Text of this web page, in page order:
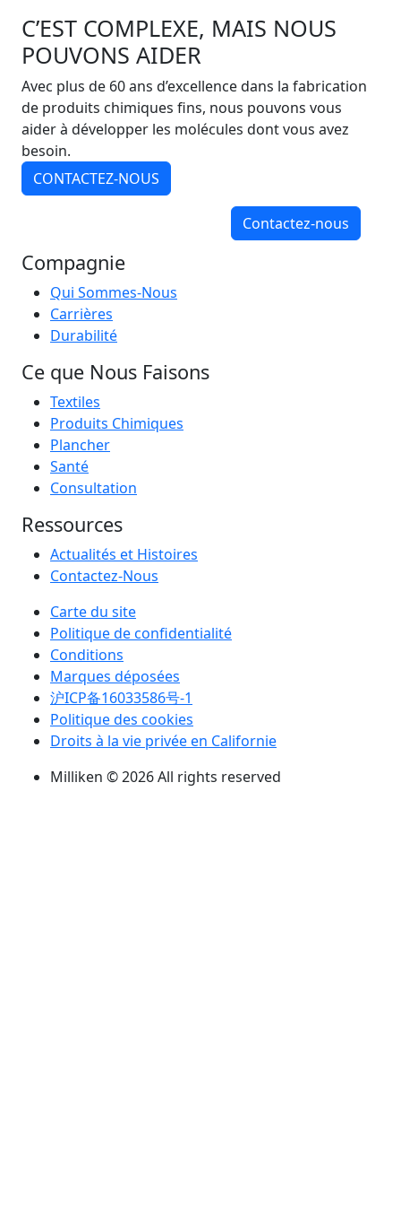
C’EST COMPLEXE, MAIS NOUS
POUVONS AIDER
Avec plus de 60 ans d’excellence dans la fabrication
de produits chimiques fins, nous pouvons vous
aider à développer les molécules dont vous avez
besoin.
CONTACTEZ-NOUS
Contactez-nous
Compagnie
Qui Sommes-Nous
Carrières
Durabilité
Ce que Nous Faisons
Textiles
Produits Chimiques
Plancher
Santé
Consultation
Ressources
Actualités et Histoires
Contactez-Nous
Carte du site
Politique de confidentialité
Conditions
Marques déposées
沪ICP备16033586号-1
Politique des cookies
Droits à la vie privée en Californie
Milliken © 2026 All rights reserved